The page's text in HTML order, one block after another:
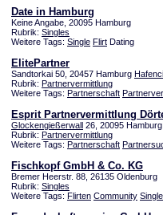
Date in Hamburg
Keine Angabe, 20095 Hamburg
Rubrik: Singles
Weitere Tags: Single Flirt Dating
ElitePartner
Sandtorkai 50, 20457 Hamburg
Rubrik: Partnervermittlung
Weitere Tags: Partnerschaft
Esprit Partnervermittlung
Glockengießerwall 26, 20095
Rubrik: Partnervermittlung
Weitere Tags: Partnerschaft
Fischkopf GmbH & Co. KG
Bremer Heerstr. 88, 26135 Oldenburg
Rubrik: Singles
Weitere Tags: Flirten Community